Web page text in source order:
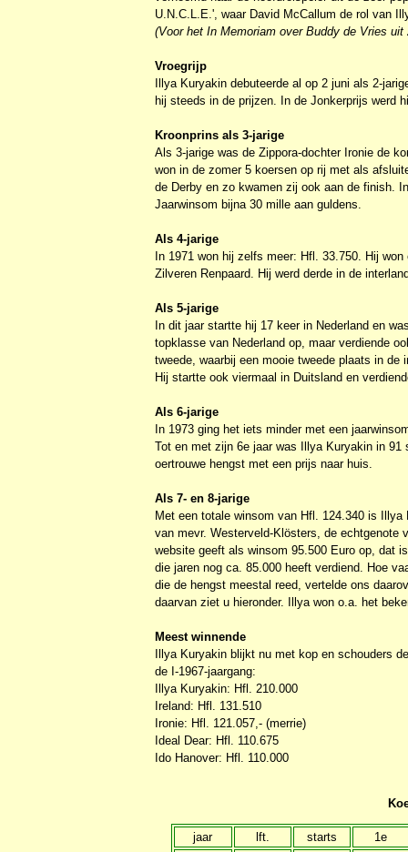
U.N.C.L.E.', waar David McCallum de rol van
(Voor het In Memoriam over Buddy de Vries
Vroegrijp
Illya Kuryakin debuteerde al op 2 juni als 2-
hij steeds in de prijzen. In de Jonkerprijs werd
Kroonprins als 3-jarige
Als 3-jarige was de Zippora-dochter Ironie de
won in de zomer 5 koersen op rij met als
de Derby en zo kwamen zij ook aan de finish.
Jaarwinsom bijna 30 mille aan guldens.
Als 4-jarige
In 1971 won hij zelfs meer: Hfl. 33.750. Hij
Zilveren Renpaard. Hij werd derde in de
Als 5-jarige
In dit jaar startte hij 17 keer in Nederland en
topklasse van Nederland op, maar verdiende
tweede, waarbij een mooie tweede plaats in
Hij startte ook viermaal in Duitsland en
Als 6-jarige
In 1973 ging het iets minder met een
Tot en met zijn 6e jaar was Illya Kuryakin in
oertrouwe hengst met een prijs naar huis.
Als 7- en 8-jarige
Met een totale winsom van Hfl. 124.340 is
van mevr. Westerveld-Klösters, de echtgenote
website geeft als winsom 95.500 Euro op, dat
die jaren nog ca. 85.000 heeft verdiend. Hoe
die de hengst meestal reed, vertelde ons
daarvan ziet u hieronder. Illya won o.a. het
Meest winnende
Illya Kuryakin blijkt nu met kop en schouders
de I-1967-jaargang:
Illya Kuryakin: Hfl. 210.000
Ireland: Hfl. 131.510
Ironie: Hfl. 121.057,- (merrie)
Ideal Dear: Hfl. 110.675
Ido Hanover: Hfl. 110.000
jaar lft. starts
1e